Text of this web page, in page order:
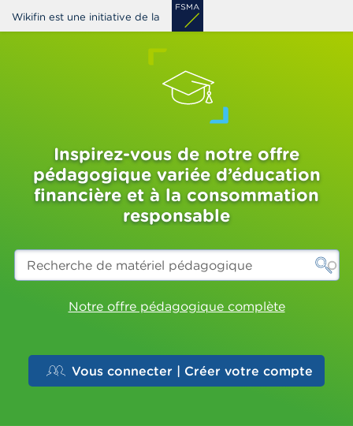
Aller
au
Wikifin est une initiative de la
Inspirez-vous de notre offre
pédagogique variée d’éducation
financière et à la consommation
responsable
Recherche
matériel
pédagogiqueNotre offre pédagogique complète
Vous connecter | Créer votre compte